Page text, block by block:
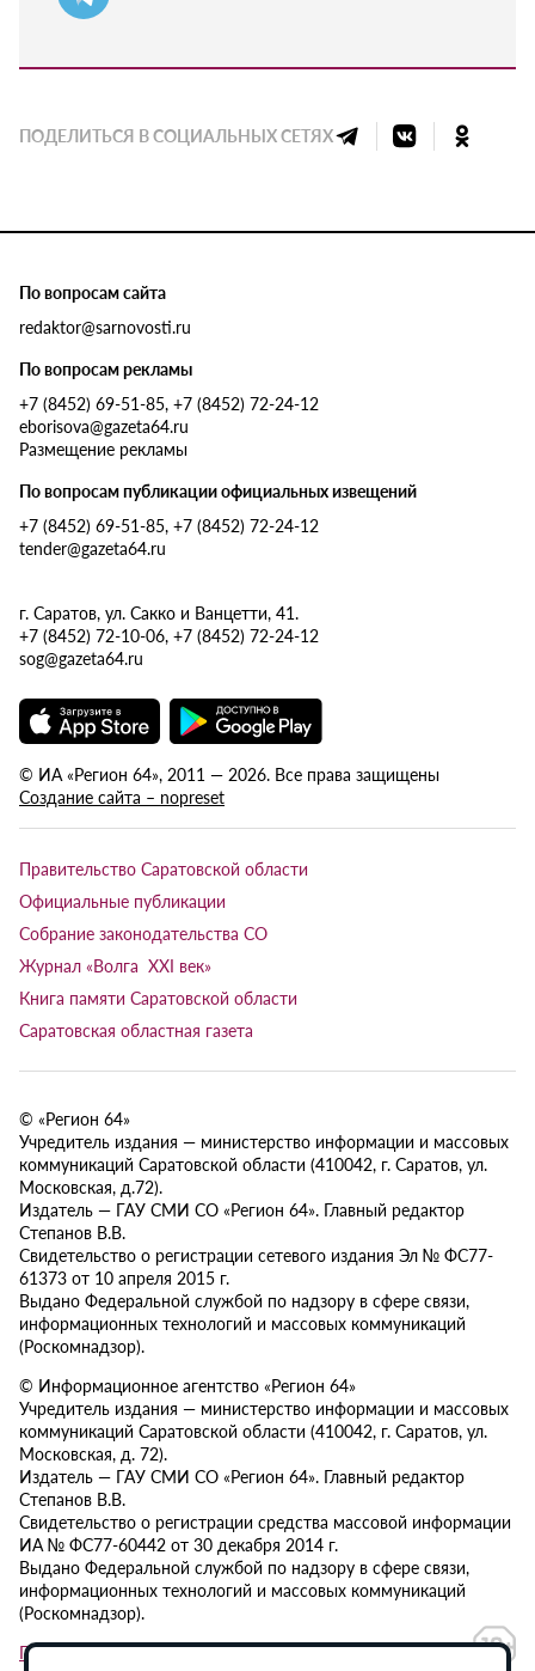
ПОДЕЛИТЬСЯ В СОЦИАЛЬНЫХ СЕТЯХ
По вопросам сайта
redaktor@sarnovosti.ru
По вопросам рекламы
+7 (8452) 69-51-85, +7 (8452) 72-24-12
eborisova@gazeta64.ru
Размещение рекламы
По вопросам публикации официальных извещений
+7 (8452) 69-51-85, +7 (8452) 72-24-12
tender@gazeta64.ru
г. Саратов, ул. Сакко и Ванцетти, 41.
+7 (8452) 72-10-06, +7 (8452) 72-24-12
sog@gazeta64.ru
© ИА «Регион 64», 2011 — 2026. Все права защищены
Создание сайта – nopreset
Правительство Саратовской области
Официальные публикации
Собрание законодательства СО
Журнал «Волга XXI век»
Книга памяти Саратовской области
Саратовская областная газета
© «Регион 64»
Учредитель издания — министерство информации и массовых
коммуникаций Саратовской области (410042, г. Саратов, ул.
Московская, д.72).
Издатель — ГАУ СМИ СО «Регион 64». Главный редактор
Степанов В.В.
Свидетельство о регистрации сетевого издания Эл № ФС77-
61373 от 10 апреля 2015 г.
Выдано Федеральной службой по надзору в сфере связи,
информационных технологий и массовых коммуникаций
(Роскомнадзор).
© Информационное агентство «Регион 64»
Учредитель издания — министерство информации и массовых
коммуникаций Саратовской области (410042, г. Саратов, ул.
Московская, д. 72).
Издатель — ГАУ СМИ СО «Регион 64». Главный редактор
Степанов В.В.
Свидетельство о регистрации средства массовой информации
ИА № ФС77-60442 от 30 декабря 2014 г.
Выдано Федеральной службой по надзору в сфере связи,
информационных технологий и массовых коммуникаций
(Роскомнадзор).
Политика в отношении обработки персональных данных